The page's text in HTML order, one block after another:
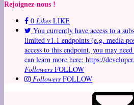
Rejoignez-nous !
0 Likes LIKE
You currently have access to a
limited v1.1 endpoints (e.g. media
access to this endpoint, you may
can learn more here: https://
Followers FOLLOW
Followers FOLLOW